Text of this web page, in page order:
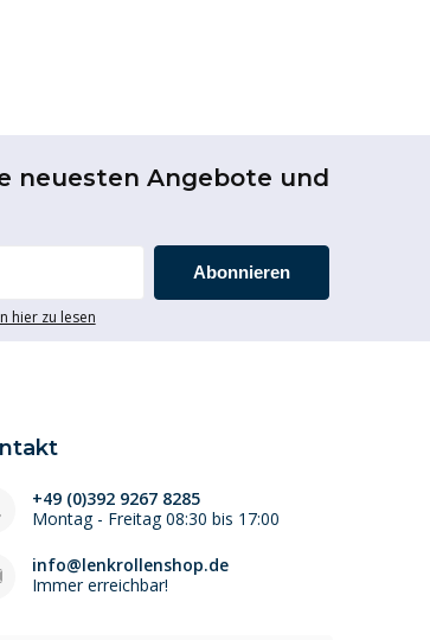
neuesten Angebote und
Abonnieren
hier zu lesen
+49 (0)392 9267 8285
Montag - Freitag 08:30 bis 17:00
info@lenkrollenshop.de
Immer erreichbar!